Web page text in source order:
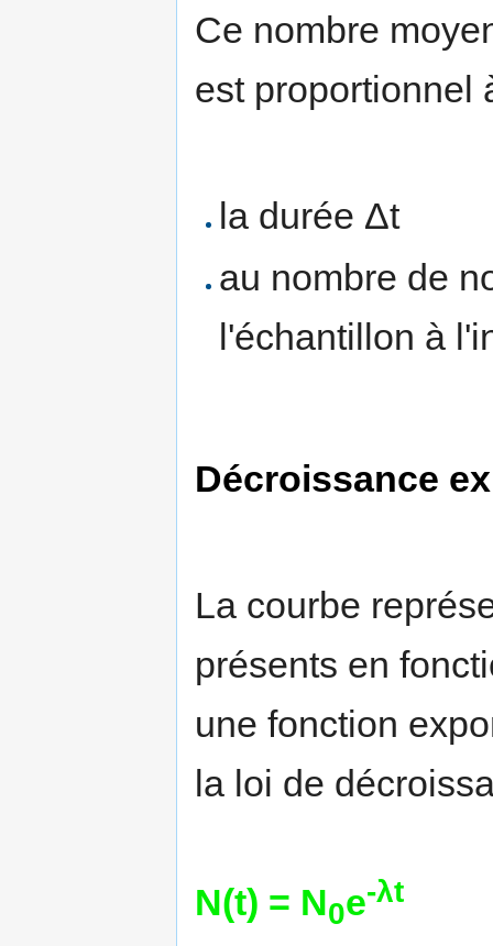
Ce nombre
est proportionnel
la durée Δt
au nombre de
l'échantillon à
Décroissance
La courbe
présents en
une fonction
la loi de
N(t) = N0e-λt